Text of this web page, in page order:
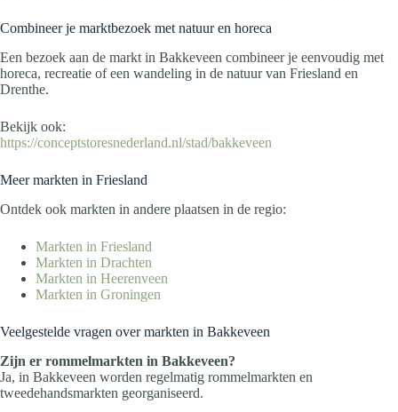
Combineer je marktbezoek met natuur en horeca
Een bezoek aan de markt in Bakkeveen combineer je eenvoudig met
horeca, recreatie of een wandeling in de natuur van Friesland en
Drenthe.
Bekijk ook:
https://conceptstoresnederland.nl/stad/bakkeveen
Meer markten in Friesland
Ontdek ook markten in andere plaatsen in de regio:
Markten in Friesland
Markten in Drachten
Markten in Heerenveen
Markten in Groningen
Veelgestelde vragen over markten in Bakkeveen
Zijn er rommelmarkten in Bakkeveen?
Ja, in Bakkeveen worden regelmatig rommelmarkten en
tweedehandsmarkten georganiseerd.